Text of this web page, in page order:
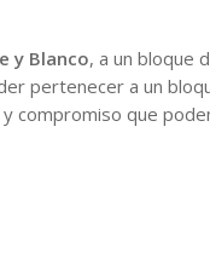
y Blanco, a un bloque
pertenecer a un
compromiso que